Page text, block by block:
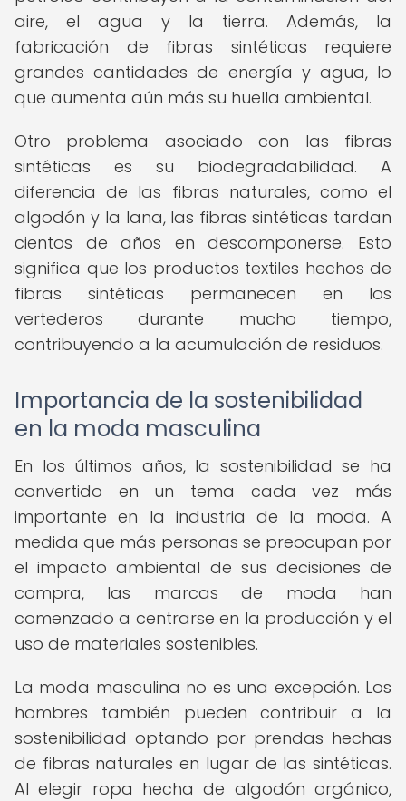
aire, el agua y la tierra. Además, la
fabricación de fibras sintéticas requiere
grandes cantidades de energía y agua, lo
que aumenta aún más su huella ambiental.
Otro problema asociado con las fibras
sintéticas es su biodegradabilidad. A
diferencia de las fibras naturales, como el
algodón y la lana, las fibras sintéticas tardan
cientos de años en descomponerse. Esto
significa que los productos textiles hechos de
fibras sintéticas permanecen en los
vertederos durante mucho tiempo,
contribuyendo a la acumulación de residuos.
Importancia de la sostenibilidad
en la moda masculina
En los últimos años, la sostenibilidad se ha
convertido en un tema cada vez más
importante en la industria de la moda. A
medida que más personas se preocupan por
el impacto ambiental de sus decisiones de
compra, las marcas de moda han
comenzado a centrarse en la producción y el
uso de materiales sostenibles.
La moda masculina no es una excepción. Los
hombres también pueden contribuir a la
sostenibilidad optando por prendas hechas
de fibras naturales en lugar de las sintéticas.
Al elegir ropa hecha de algodón orgánico,